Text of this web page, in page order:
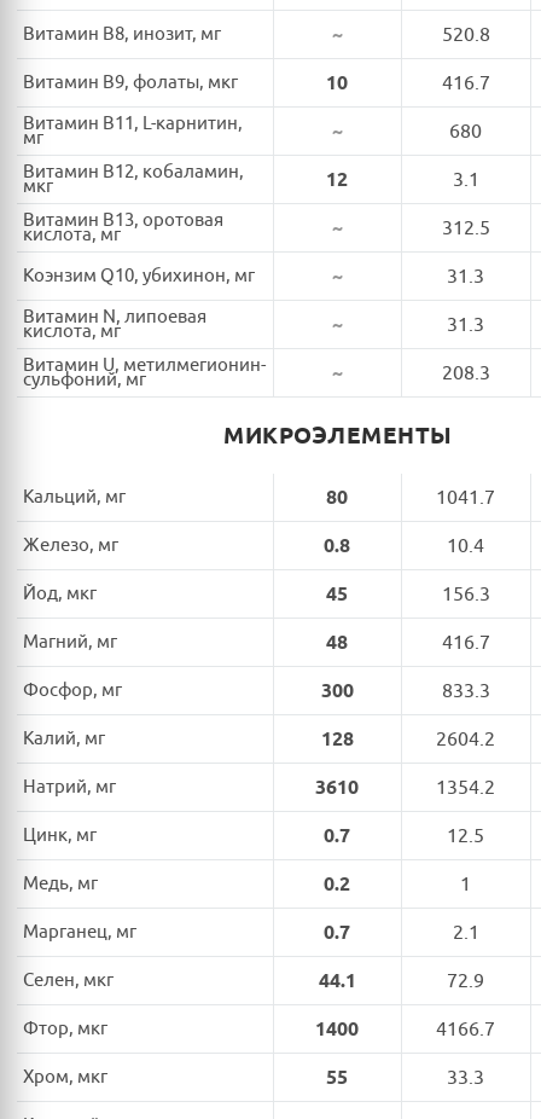
Витамин B8, инозит, мг ~ 520.8
Витамин B9, фолаты, мкг 10 416.7
Витамин B11, L-карнитин,
мг ~ 680
Витамин B12, кобаламин,
мкг 12 3.1
Витамин B13, оротовая
кислота, мг ~ 312.5
Коэнзим Q10, убихинон, мг ~ 31.3
Витамин N, липоевая
кислота, мг ~ 31.3
Витамин U, метилмегионин-
сульфоний, мг ~ 208.3
МИКРОЭЛЕМЕНТЫ
Кальций, мг 80 1041.7
Железо, мг 0.8 10.4
Йод, мкг 45 156.3
Магний, мг 48 416.7
Фосфор, мг 300 833.3
Калий, мг 128 2604.2
Натрий, мг 3610 1354.2
Цинк, мг 0.7 12.5
Медь, мг 0.2 1
Марганец, мг 0.7 2.1
Селен, мкг 44.1 72.9
Фтор, мкг 1400 4166.7
Хром, мкг 55 33.3